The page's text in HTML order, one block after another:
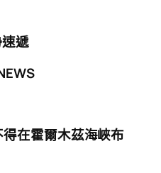
遞
在霍爾木茲海峽布